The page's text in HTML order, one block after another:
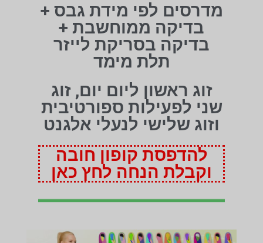
מדרסים לפי מידת גבס +
בדיקה ממוחשבת +
בדיקה בסריקת לייזר
תלת מימד
זוג ראשון ליום יום, זוג
שני לפעילות ספורטיבית
וזוג שלישי לנעלי אלגנט
להדפסת קופון חובה
וקבלת הנחה לחץ כאן